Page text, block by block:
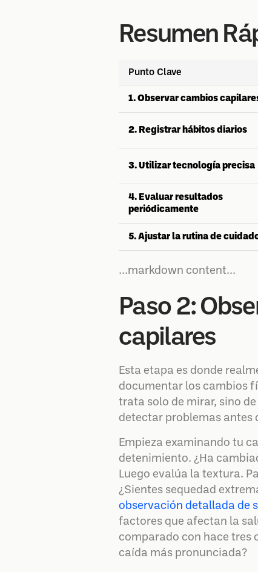
Resumen
Punto Clave
1. Observar cambios
2. Registrar hábitos diarios
3. Utilizar tecnología precisa
4. Evaluar resultados
periódicamente
5. Ajustar la rutina de
...markdown content...
Paso 2:
capilares
Esta etapa es donde
documentar los cambios
trata solo de mirar, sino
detectar problemas antes
Empieza examinando tu
detenimiento. ¿Ha
Luego evalúa la textura.
¿Sientes sequedad
observación detallada de
factores que afectan la
comparado con hace tres
caída más pronunciada?